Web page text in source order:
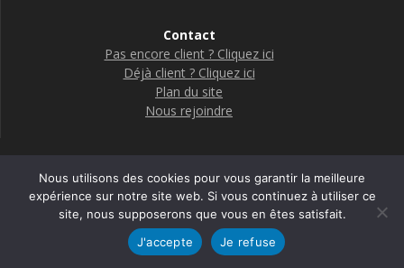
Contact
Pas encore client ? Cliquez ici
Déjà client ? Cliquez ici
Plan du site
Nous rejoindre
Boutique Adelya Textile Care
© 2026 Adelya
Nous utilisons des cookies pour vous garantir la meilleure
expérience sur notre site web. Si vous continuez à utiliser ce
site, nous supposerons que vous en êtes satisfait.
J'accepte
Je refuse